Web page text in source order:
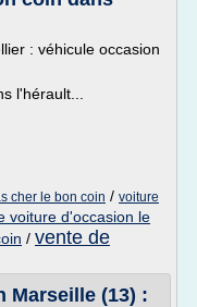
: véhicule occasion
l'hérault...
cher le bon coin / voiture
voiture d'occasion le
/ vente de
Marseille (13) :